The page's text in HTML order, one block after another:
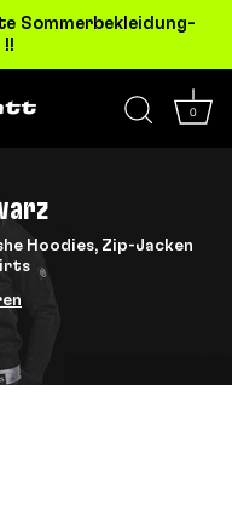
Sommerbekleidung-
0
Hoodies, Zip-Jacken